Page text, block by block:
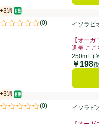
イソラビオ ON THE GO オー
+3週
賞味・消費期限保証：3週間
オーガニック/有機
(0)
評価は0件のレビューで5点中
イソラビ
【オー
進呈 ここ
お買い得
250mL (
価格
￥198
イソラビオ オーガニックライス
+3週
賞味・消費期限保証：3週間
オーガニック/有機
(0)
評価は0件のレビューで5点中
イソラビ